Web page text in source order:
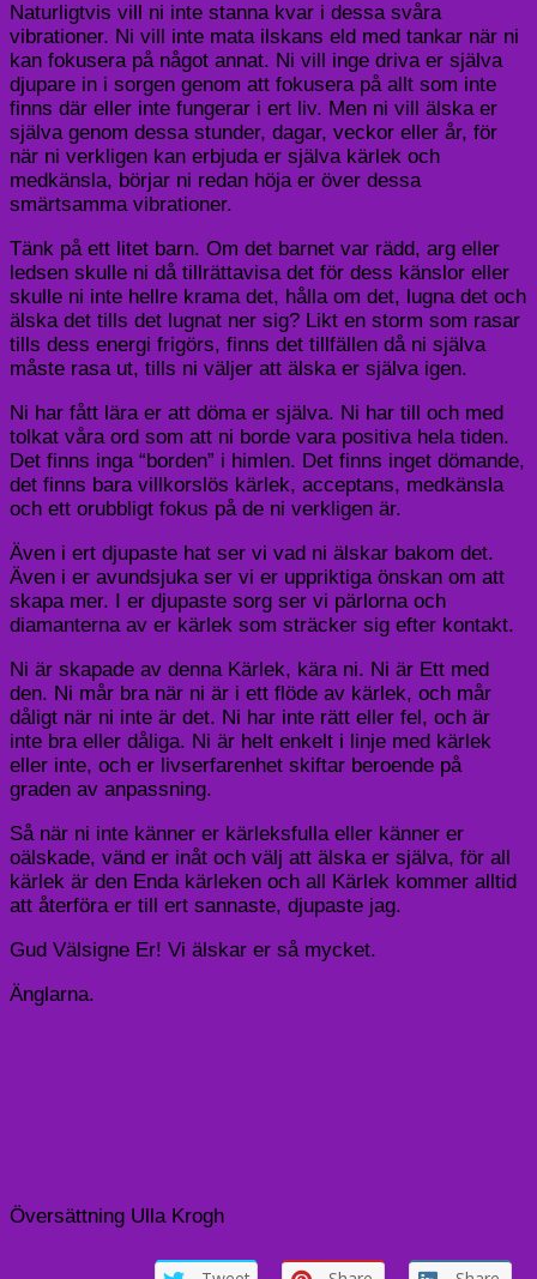
Naturligtvis vill ni inte stanna kvar i dessa svåra
vibrationer. Ni vill inte mata ilskans eld med tankar när ni
kan fokusera på något annat. Ni vill inge driva er själva
djupare in i sorgen genom att fokusera på allt som inte
finns där eller inte fungerar i ert liv. Men ni vill älska er
själva genom dessa stunder, dagar, veckor eller år, för
när ni verkligen kan erbjuda er själva kärlek och
medkänsla, börjar ni redan höja er över dessa
smärtsamma vibrationer.
Tänk på ett litet barn. Om det barnet var rädd, arg eller
ledsen skulle ni då tillrättavisa det för dess känslor eller
skulle ni inte hellre krama det, hålla om det, lugna det och
älska det tills det lugnat ner sig? Likt en storm som rasar
tills dess energi frigörs, finns det tillfällen då ni själva
måste rasaut, tills ni väljer att älska er själva igen.
Ni har fått lära er att döma er själva. Ni har till och med
tolkat våra ord som att ni borde vara positiva hela tiden.
Det finns inga “borden” i himlen. Det finns inget dömande,
det finns bara villkorslös kärlek, acceptans, medkänsla
och ett orubbligt fokus på de ni verkligen är.
Även i ert djupaste hat ser vi vad ni älskar bakom det.
Även i er avundsjuka ser vi er uppriktiga önskan om att
skapa mer. I er djupaste sorg ser vi pärlorna och
diamanterna av er kärlek som sträcker sig efter kontakt.
Ni är skapade av denna Kärlek, kära ni. Ni är Ett med
den. Ni mår bra när ni är i ett flöde av kärlek, och mår
dåligt när ni inte är det. Ni har inte rätt eller fel, och är
inte bra eller dåliga. Ni är helt enkelt i linje med kärlek
eller inte, och er livserfarenhet skiftar beroende på
graden av anpassning.
Så när ni inte känner er kärleksfulla eller känner er
oälskade, vänd er inåt och välj att älska er själva, för all
kärlek är den Enda kärleken och all Kärlek kommer alltid
att återföra er till ert sannaste, djupaste jag.
Gud Välsigne Er! Vi älskar er så mycket.
Änglarna.
Översättning Ulla Krogh